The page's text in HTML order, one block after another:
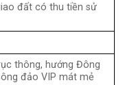
đất có thu tiền sử
thông, hướng Đông
đảo VIP mát mẻ